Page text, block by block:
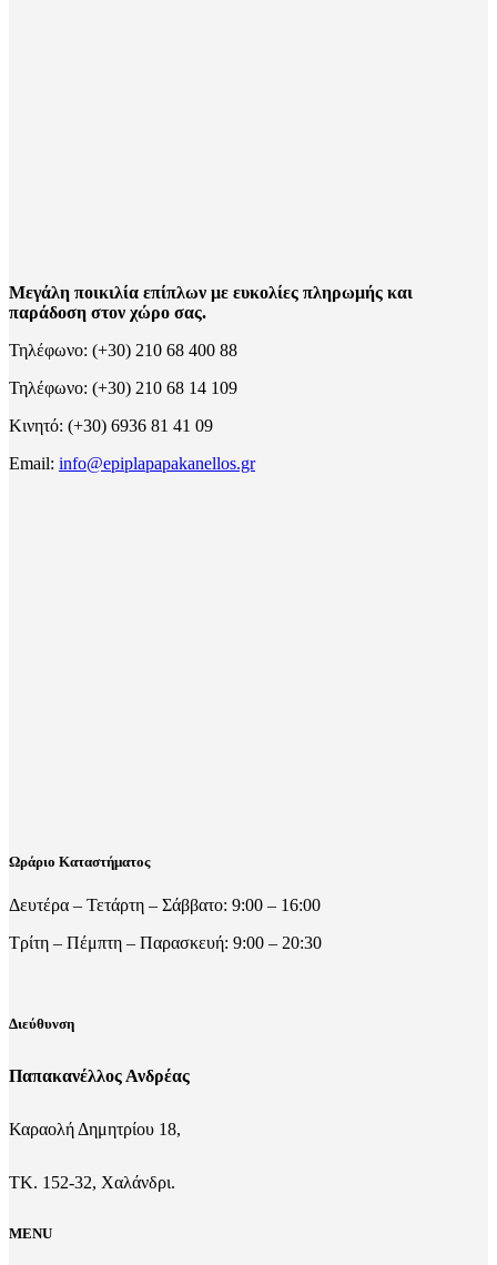
Μεγάλη ποικιλία επίπλων με ευκολίες πληρωμής και
παράδοση στον χώρο σας.
Τηλέφωνο: (+30) 210 68 400 88
Τηλέφωνο: (+30) 210 68 14 109
Κινητό: (+30) 6936 81 41 09
Email: info@epiplapapakanellos.gr
Ωράριο Καταστήματος
Δευτέρα – Τετάρτη – Σάββατο: 9:00 – 16:00
Τρίτη – Πέμπτη – Παρασκευή: 9:00 – 20:30
Διεύθυνση
Παπακανέλλος Ανδρέας
Καραολή Δημητρίου 18,
ΤΚ. 152-32, Χαλάνδρι.
MENU